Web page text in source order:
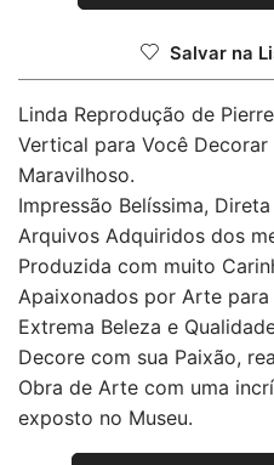
Salvar na
Linda Reprodução de
Vertical para Você
Maravilhoso.
Impressão Belíssima,
Arquivos Adquiridos dos
Produzida com muito
Apaixonados por Arte
Extrema Beleza e
Decore com sua Paixão,
Obra de Arte com uma
exposto no Museu.